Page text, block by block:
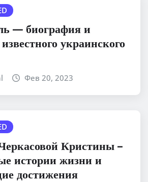
— биография и
украинского
Фев 20, 2023
Кристины –
истории жизни и
достижения